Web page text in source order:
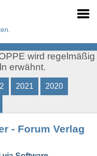
wird regelmäßig
erwähnt.
2021 2020
- Forum Verlag